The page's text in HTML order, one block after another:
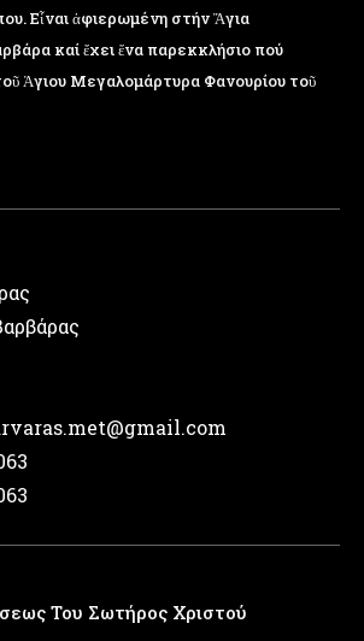
Εἶναι ἀφιερωμένη στήν Ἅγια
καί ἔχει ἕνα παρεκκλήσιο πού
Ἁγιου Μεγαλομάρτυρα Φανουρίου τοῦ
Του Σωτήρος Χριστού